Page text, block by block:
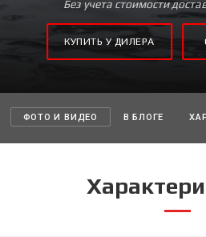
Без учета стоимости
КУПИТЬ У ДИЛЕРА
ФОТО И ВИДЕО В БЛОГЕ